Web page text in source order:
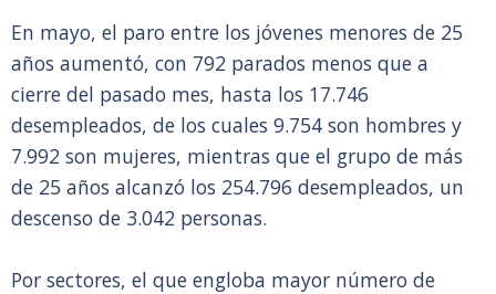
En mayo, el paro entre los jóvenes menores de 25
años aumentó, con 792 parados menos que a
cierre del pasado mes, hasta los 17.746
desempleados, de los cuales 9.754 son hombres y
7.992 son mujeres, mientras que el grupo de más
de 25 años alcanzó los 254.796 desempleados, un
descenso de 3.042 personas.
Por sectores, el que engloba mayor número de